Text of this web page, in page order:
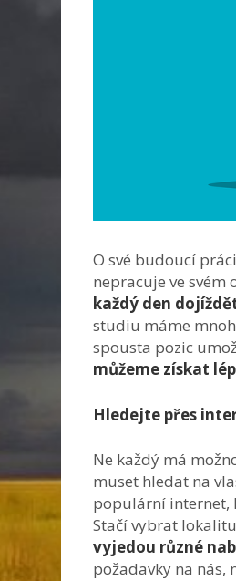
O své budoucí
nepracuje ve svém
každý den
studiu máme
spousta pozic
můžeme získat
Hledejte přes
Ne každý má
muset hledat na
populární internet,
Stačí vybrat
vyjedou různé
požadavky na